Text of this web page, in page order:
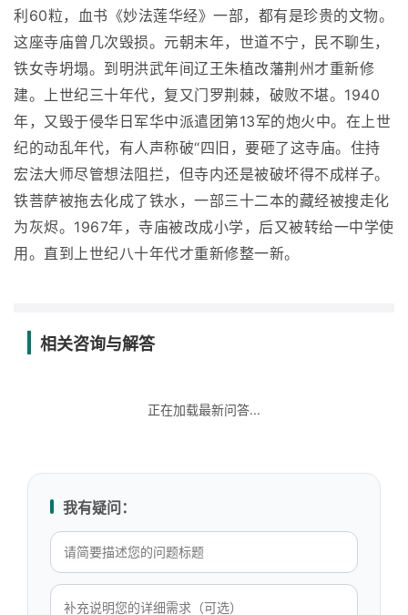
利60粒，血书《妙法莲华经》一部，都有是珍贵的文物。
这座寺庙曾几次毁损。元朝末年，世道不宁，民不聊生，
铁女寺坍塌。到明洪武年间辽王朱植改藩荆州才重新修
建。上世纪三十年代，复又门罗荆棘，破败不堪。1940
年，又毁于侵华日军华中派遣团第13军的炮火中。在上世
纪的动乱年代，有人声称破“四旧，要砸了这寺庙。住持
宏法大师尽管想法阻拦，但寺内还是被破坏得不成样子。
铁菩萨被拖去化成了铁水，一部三十二本的藏经被搜走化
为灰烬。1967年，寺庙被改成小学，后又被转给一中学使
用。直到上世纪八十年代才重新修整一新。
相关咨询与解答
正在加载最新问答...
我有疑问：